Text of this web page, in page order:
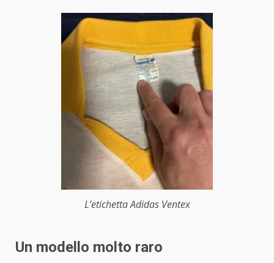
L’etichetta Adidas Ventex
Un modello molto raro